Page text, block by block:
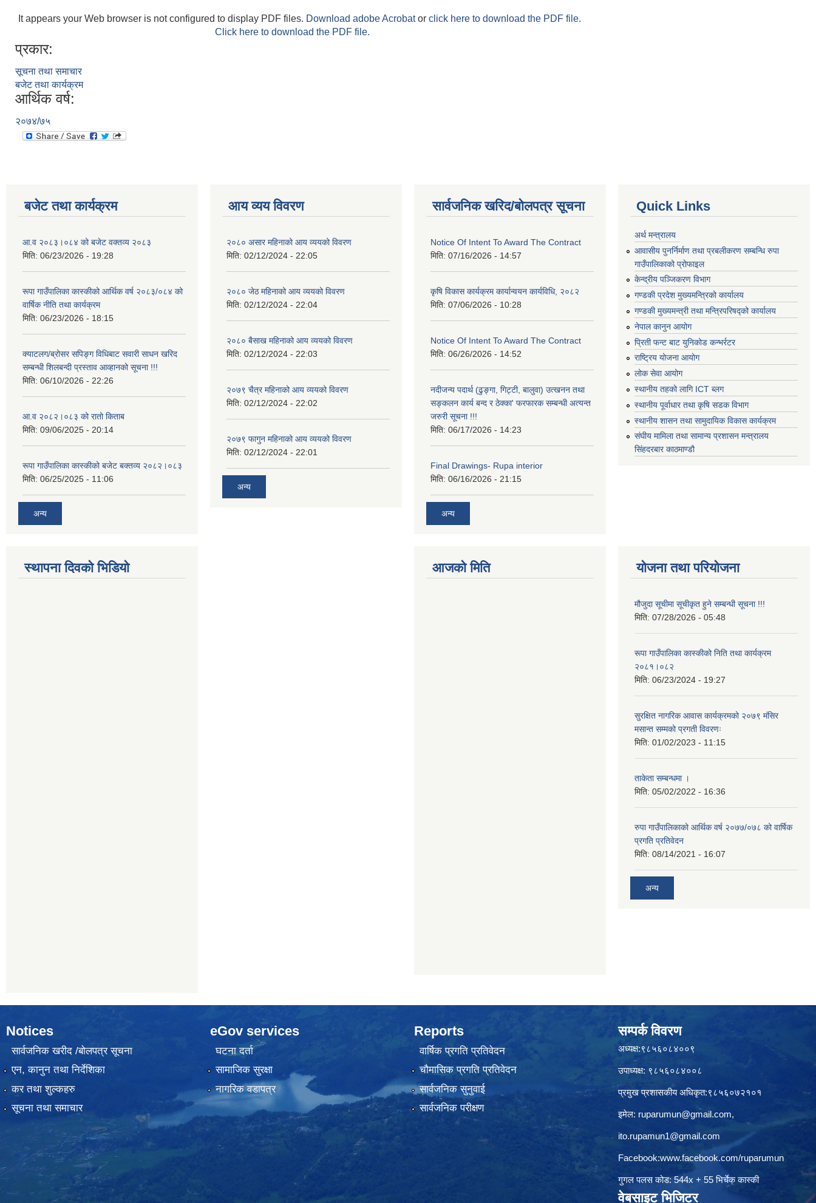
It appears your Web browser is not configured to display PDF files. Download adobe Acrobator click here to download the PDF file.
Click here to download the PDF file.
प्रकार:
सूचना तथा समाचार
बजेट तथा कार्यक्रम
आर्थिक वर्ष:
२०७४/७५
बजेट तथा कार्यक्रम
आ.व २०८३।०८४ को बजेट वक्तव्य २०८३
मिति: 06/23/2026 - 19:28
रूपा गाउँपालिका कास्कीको आर्थिक वर्ष २०८३/०८४ को
वार्षिक नीति तथा कार्यक्रम
मिति: 06/23/2026 - 18:15
क्याटलग/ब्रोसर सपिङ्ग विधिबाट सवारी साधन खरिद
सम्बन्धी शिलबन्दी प्रस्ताव आव्हानको सूचना !!!
मिति: 06/10/2026 - 22:26
आ.व २०८२।०८३ को रातो किताब
मिति: 09/06/2025 - 20:14
रूपा गाउँपालिका कास्कीको बजेट बक्तव्य २०८२।०८३
मिति: 06/25/2025 - 11:06
अन्य
आय व्यय विवरण
२०८० असार महिनाको आय व्ययको विवरण
मिति: 02/12/2024 - 22:05
२०८० जेठ महिनाको आय व्ययको विवरण
मिति: 02/12/2024 - 22:04
२०८० बैसाख महिनाको आय व्ययको विवरण
मिति: 02/12/2024 - 22:03
२०७९ चैत्र महिनाको आय व्ययको विवरण
मिति: 02/12/2024 - 22:02
२०७९ फागुन महिनाको आय व्ययको विवरण
मिति: 02/12/2024 - 22:01
अन्य
सार्वजनिक खरिद/बोलपत्र सूचना
Notice Of Intent To Award The Contract
मिति: 07/16/2026 - 14:57
कृषि विकास कार्यक्रम कार्यान्वयन कार्यविधि, २०८२
मिति: 07/06/2026 - 10:28
Notice Of Intent To Award The Contract
मिति: 06/26/2026 - 14:52
नदीजन्य पदार्थ (ढुङ्गा, गिट्टी, बालुवा) उत्खनन तथा
सङ्कलन कार्य बन्द र ठेक्का' फरफारक सम्बन्धी अत्यन्त
जरुरी सूचना !!!
मिति: 06/17/2026 - 14:23
Final Drawings- Rupa interior
मिति: 06/16/2026 - 21:15
अन्य
Quick Links
अर्थ मन्त्रालय
आवासीय पुनर्निर्माण तथा प्रबलीकरण सम्बन्धि रुपा
गाउँपालिकाको प्रोफाइल
केन्द्रीय पञ्जिकरण विभाग
गण्डकी प्रदेश मुख्यमन्त्रिको कार्यालय
गण्डकी मुख्यमन्त्री तथा मन्त्रिपरिषद्को कार्यालय
नेपाल कानुन आयोग
प्रिती फन्ट बाट युनिकोड कन्भर्रटर
राष्ट्रिय योजना आयोग
लोक सेवा आयोग
स्थानीय तहको लागि ICT ब्लग
स्थानीय पूर्वाधार तथा कृषि सडक विभाग
स्थानीय शासन तथा सामुदायिक विकास कार्यक्रम
संघीय मामिला तथा सामान्य प्रशासन मन्त्रालय
सिंहदरबार काठमाण्डौ
स्थापना दिवको भिडियो आजको मिति योजना तथा परियोजना
मौजुदा सूचीमा सूचीकृत हुने सम्बन्धी सूचना !!!
मिति: 07/28/2026 - 05:48
रूपा गाउँपालिका कास्कीको निति तथा कार्यक्रम
२०८१।०८२
मिति: 06/23/2024 - 19:27
सुरक्षित नागरिक आवास कार्यक्रमको २०७९ मंसिर
मसान्त सम्मको प्रगती विवरणः
मिति: 01/02/2023 - 11:15
ताकेता सम्बन्धमा ।
मिति: 05/02/2022 - 16:36
रुपा गाउँपालिकाको आर्थिक वर्ष २०७७/०७८ को वार्षिक
प्रगति प्रतिवेदन
मिति: 08/14/2021 - 16:07
अन्य
Notices
सार्वजनिक खरीद /बोलपत्र सूचना
एन, कानुन तथा निर्देशिका
कर तथा शुल्कहरु
सूचना तथा समाचार
eGov services
घटना दर्ता
सामाजिक सुरक्षा
नागरिक वडापत्र
Reports
वार्षिक प्रगति प्रतिवेदन
चौमासिक प्रगति प्रतिवेदन
सार्वजनिक सुनुवाई
सार्वजनिक परीक्षण
सम्पर्क विवरण
अध्यक्ष:९८५६०८४००९
उपाध्यक्ष: ९८५६०८४००८
प्रमुख प्रशासकीय अधिकृत:९८५६०७२१०१
इमेल: ruparumun@gmail.com,
ito.rupamun1@gmail.com
Facebook:www.facebook.com/ruparumun
गुगल पलस कोड: 544x + 55 भिर्चेक कास्की
वेबसाइट भिजिटर